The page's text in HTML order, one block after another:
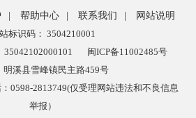
帮助中心 联系我们
网站说明
标识码： 3504210001
35042102000101
闽ICP备11002485号
明溪县雪峰镇民主路459号
0598-2813749(仅受理网站违法和不良信息
举报）